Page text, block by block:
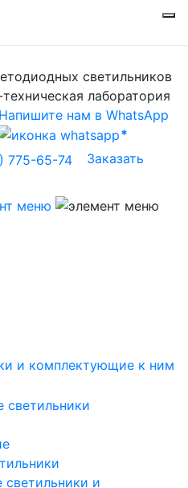
светильников
лаборатория
Напишите нам в WhatsApp
775-65-74
Заказать
и комплектующие к ним
светильники
и